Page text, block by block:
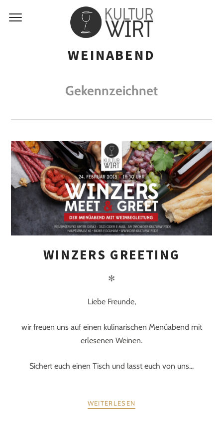
WEINABEND
Gekennzeichnet
WINZERS GREETING
✻
Liebe Freunde,
wir freuen uns auf einen kulinarischen Menüabend mit
erlesenen Weinen.
Sichert euch einen Tisch und lasst euch von uns...
WEITERLESEN